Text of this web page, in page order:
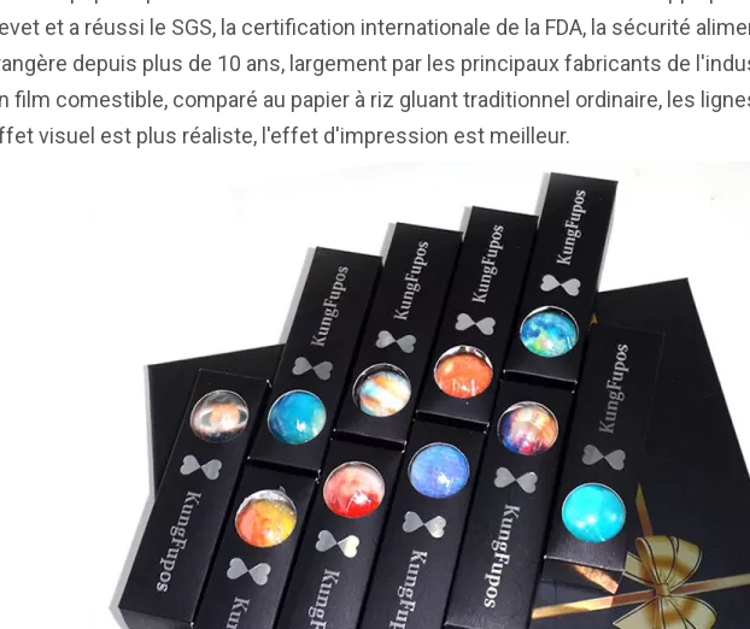
et a réussi le SGS, la certification internationale de la FDA, la sécurité
depuis plus de 10 ans, largement par les principaux fabricants de
film comestible, comparé au papier à riz gluant traditionnel ordinaire, les
visuel est plus réaliste, l'effet d'impression est meilleur.